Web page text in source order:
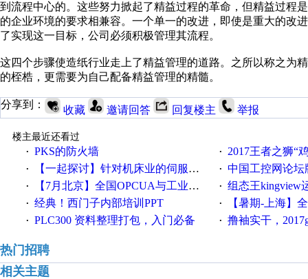
到流程中心的。这些努力掀起了精益过程的革命，但精益过程
的企业环境的要求相兼容。一个单一的改进，即使是重大的改
了实现这一目标，公司必须积极管理其流程。
这四个步骤使造纸行业走上了精益管理的道路。之所以称之为
的桎梏，更需要为自己配备精益管理的精髓。
分享到： 收藏 邀请回答 回复楼主 举报
楼主最近还看过
· PKS的防火墙 · 2017王者之狮“鸡”情签到
· 【一起探讨】针对机床业的伺服系统发展，您的期望是什么？ · 中国工控网论坛版
· 【7月北京】全国OPCUA与工业互联技术培训班通知！ · 组态王kingview
· 经典！西门子内部培训PPT · 【暑期-上海】全国工业
· PLC300 资料整理打包，入门必备 · 撸袖实干，2017gongkong®第
热门招聘
相关主题